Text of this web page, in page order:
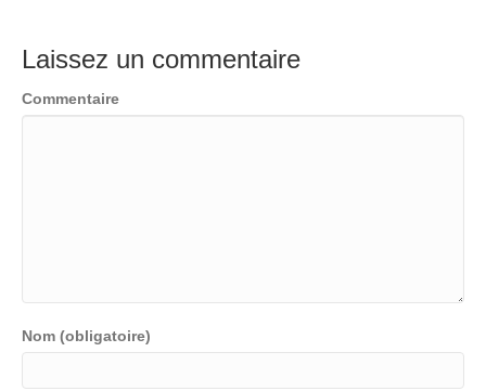
Laissez un commentaire
Commentaire
Nom (obligatoire)